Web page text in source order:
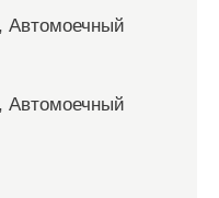
Автомоечный
Автомоечный